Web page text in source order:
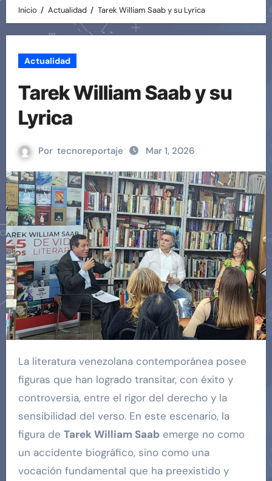
Inicio Actualidad Tarek William Saab y su Lyrica
Actualidad
Tarek William Saab y su
Lyrica
Por tecnoreportaje Mar 1, 2026
La literatura venezolana contemporánea posee
figuras que han logrado transitar, con éxito y
controversia, entre el rigor del derecho y la
sensibilidad del verso. En este escenario, la
figura de Tarek William Saabemerge no como
un accidente biográfico, sino como una
vocación fundamental que ha preexistido y